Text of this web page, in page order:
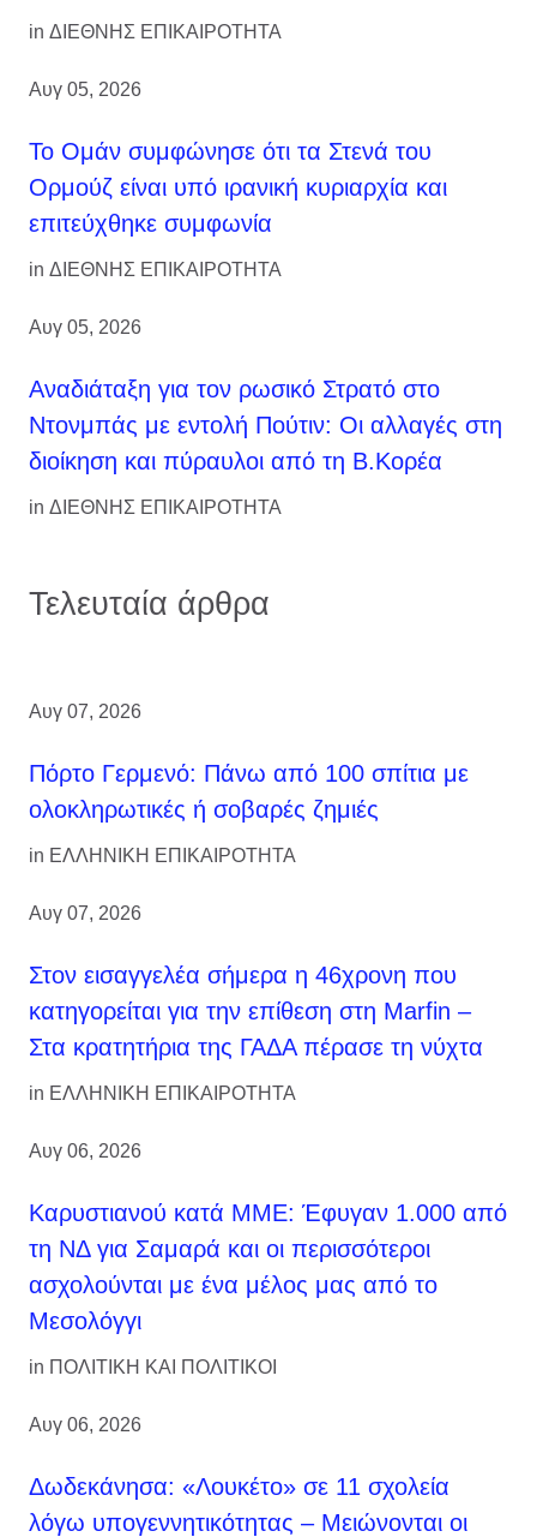
in ΔΙΕΘΝΗΣ ΕΠΙΚΑΙΡΟΤΗΤΑ
Αυγ 05, 2026
Το Ομάν συμφώνησε ότι τα Στενά του
Ορμούζ είναι υπό ιρανική κυριαρχία και
επιτεύχθηκε συμφωνία
in ΔΙΕΘΝΗΣ ΕΠΙΚΑΙΡΟΤΗΤΑ
Αυγ 05, 2026
Αναδιάταξη για τον ρωσικό Στρατό στο
Ντονμπάς με εντολή Πούτιν: Οι αλλαγές στη
διοίκηση και πύραυλοι από τη Β.Κορέα
in ΔΙΕΘΝΗΣ ΕΠΙΚΑΙΡΟΤΗΤΑ
Τελευταία άρθρα
Αυγ 07, 2026
Πόρτο Γερμενό: Πάνω από 100 σπίτια με
ολοκληρωτικές ή σοβαρές ζημιές
in ΕΛΛΗΝΙΚΗ ΕΠΙΚΑΙΡΟΤΗΤΑ
Αυγ 07, 2026
Στον εισαγγελέα σήμερα η 46χρονη που
κατηγορείται για την επίθεση στη Marfin –
Στα κρατητήρια της ΓΑΔΑ πέρασε τη νύχτα
in ΕΛΛΗΝΙΚΗ ΕΠΙΚΑΙΡΟΤΗΤΑ
Αυγ 06, 2026
Καρυστιανού κατά ΜΜΕ: Έφυγαν 1.000 από
τη ΝΔ για Σαμαρά και οι περισσότεροι
ασχολούνται με ένα μέλος μας από το
Μεσολόγγι
in ΠΟΛΙΤΙΚΗ ΚΑΙ ΠΟΛΙΤΙΚΟΙ
Αυγ 06, 2026
Δωδεκάνησα: «Λουκέτο» σε 11 σχολεία
λόγω υπογεννητικότητας – Μειώνονται οι